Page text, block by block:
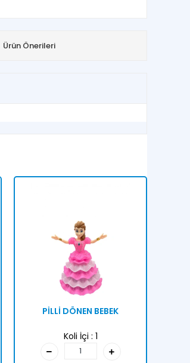
Ürün Önerileri
PİLLİ DÖNEN BEBEK
Koli İçi : 1